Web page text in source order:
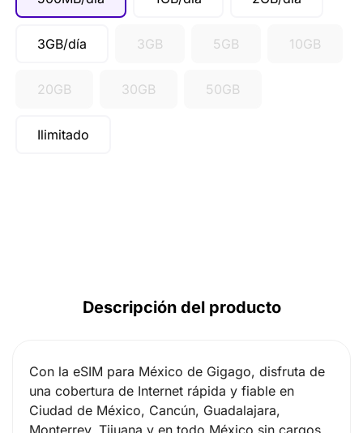
3GB/día 3GB 5GB 10GB
20GB 30GB 50GB
Ilimitado
Descripción del producto
Con la eSIM para México de Gigago, disfruta de
una cobertura de Internet rápida y fiable en
Ciudad de México, Cancún, Guadalajara,
Monterrey, Tijuana y en todo México sin cargos